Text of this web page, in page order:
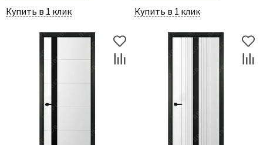
Купить в 1 клик Купить в 1 клик